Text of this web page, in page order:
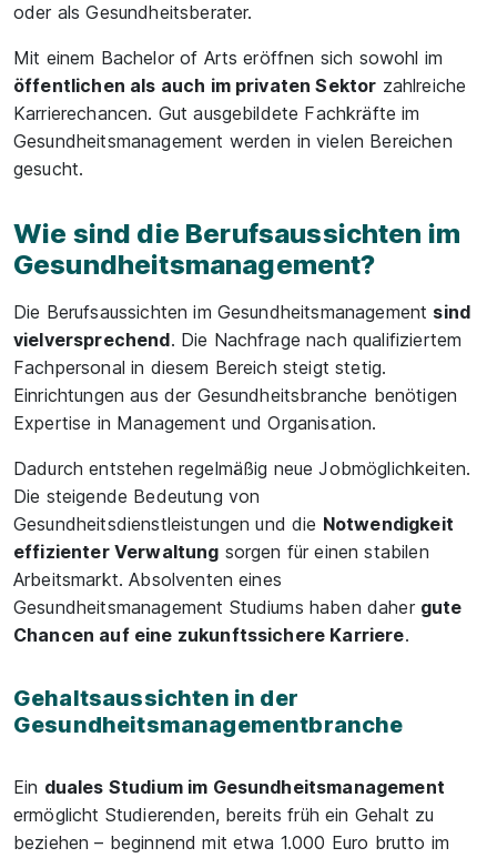
oder als Gesundheitsberater.
Mit einem Bachelor of Arts eröffnen sich sowohl im
öffentlichen als auch im privaten Sektor zahlreiche
Karrierechancen. Gut ausgebildete Fachkräfte im
Gesundheitsmanagement werden in vielen Bereichen
gesucht.
Wie sind die Berufsaussichten im
Gesundheitsmanagement?
Die Berufsaussichten im Gesundheitsmanagement sind
vielversprechend. Die Nachfrage nach qualifiziertem
Fachpersonal in diesem Bereich steigt stetig.
Einrichtungen aus der Gesundheitsbranche benötigen
Expertise in Management und Organisation.
Dadurch entstehen regelmäßig neue Jobmöglichkeiten.
Die steigende Bedeutung von
Gesundheitsdienstleistungen und die Notwendigkeit
effizienter Verwaltung sorgen für einen stabilen
Arbeitsmarkt. Absolventen eines
Gesundheitsmanagement Studiums haben daher gute
Chancen auf eine zukunftssichere Karriere.
Gehaltsaussichten in der
Gesundheitsmanagementbranche
Ein duales Studium im Gesundheitsmanagement
ermöglicht Studierenden, bereits früh ein Gehalt zu
beziehen – beginnend mit etwa 1.000 Euro brutto im